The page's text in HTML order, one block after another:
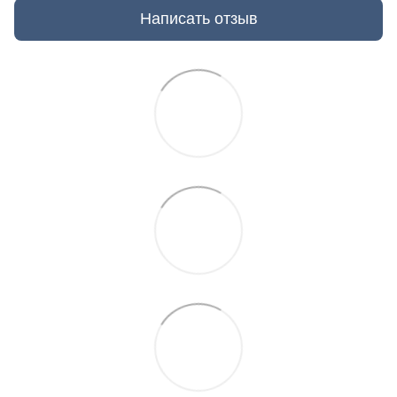
Написать отзыв